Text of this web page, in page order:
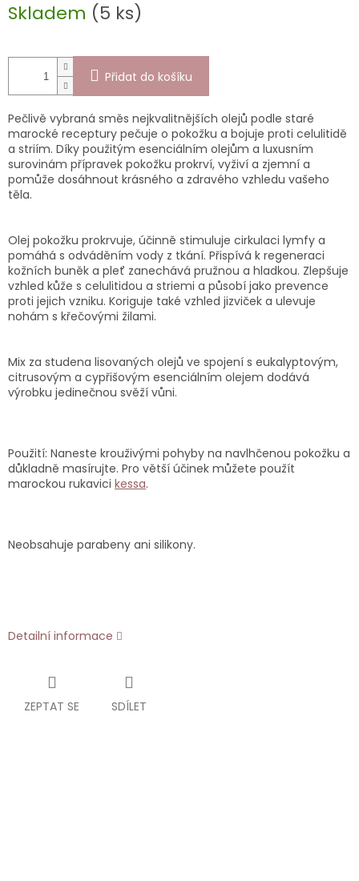
cena:
Skladem (5 ks)
Přidat do košíku
Pečlivě vybraná směs nejkvalitnějších olejů podle staré
marocké receptury pečuje o pokožku a bojuje proti celulitidě
a striím. Díky použitým esenciálním olejům a luxusním
surovinám přípravek pokožku prokrví, vyživí a zjemní a
pomůže dosáhnout krásného a zdravého vzhledu vašeho
těla.
Olej pokožku prokrvuje, účinně stimuluje cirkulaci lymfy a
pomáhá s odváděním vody z tkání. Přispívá k regeneraci
kožních buněk a pleť zanechává pružnou a hladkou. Zlepšuje
vzhled kůže s celulitidou a striemi a působí jako prevence
proti jejich vzniku. Koriguje také vzhled jizviček a ulevuje
nohám s křečovými žilami.
Mix za studena lisovaných olejů ve spojení s eukalyptovým,
citrusovým a cypřišovým esenciálním olejem dodává
výrobku jedinečnou svěží vůni.
Použití: Naneste krouživými pohyby na navlhčenou pokožku a
důkladně masírujte. Pro větší účinek můžete použít
marockou rukavici kessa.
Neobsahuje parabeny ani silikony.
Detailní informace
ZEPTAT SE SDÍLET